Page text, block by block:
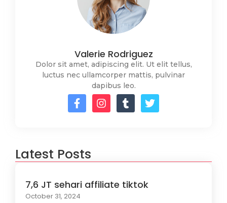
Valerie Rodriguez
Dolor sit amet, adipiscing elit. Ut elit tellus,
luctus nec ullamcorper mattis, pulvinar
dapibus leo.
Latest Posts
7,6 JT sehari affiliate tiktok
October 31, 2024